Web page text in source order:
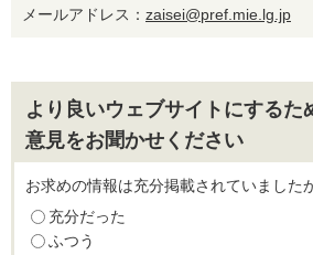
メールアドレス： zaisei@pref.mie.lg.jp
より良いウェブサイトにするた
意見をお聞かせください
お求めの情報は充分掲載されていました
充分だった
ふつう